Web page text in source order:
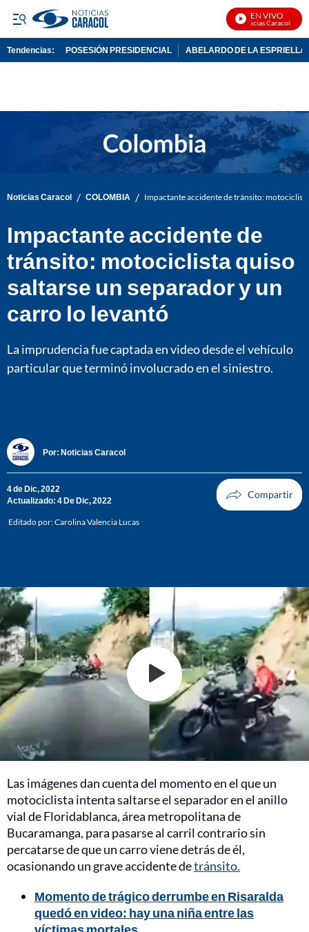
EN VIVO
Noticias Caracol En
Tendencias: POSESIÓN PRESIDENCIAL ABELARDO DE LA ESPRIELLA
Noticias Caracol / COLOMBIA / Impactante accidente de tránsito:
Impactante accidente de
tránsito: motociclista quiso
saltarse un separador y un
carro lo levantó
La imprudencia fue captada en video desde el vehículo
particular que terminó involucrado en el siniestro.
Por: Noticias Caracol
4 de Dic, 2022
Actualizado: 4 De Dic, 2022
Editado por:Carolina Valencia Lucas
Las imágenes dan cuenta del momento en el que un
motociclista intenta saltarse el separador en el anillo
vial de Floridablanca, área metropolitana de
Bucaramanga, para pasarse al carril contrario sin
percatarse de que un carro viene detrás de él,
ocasionando un grave accidente detránsito.
Momento de trágico derrumbe en Risaralda
quedó en video: hay una niña entre las
víctimas mortales